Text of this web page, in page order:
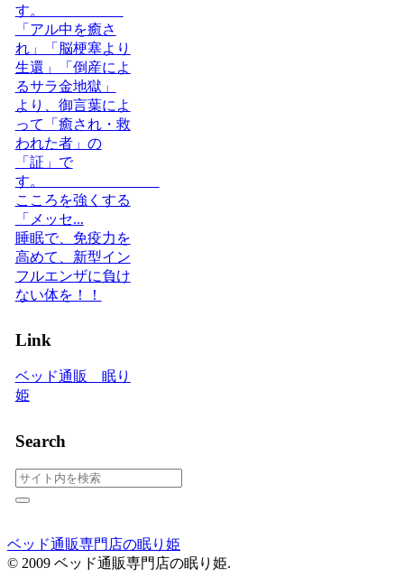
す。
「アル中を癒さ
れ」「脳梗塞より
生還」「倒産によ
るサラ金地獄」
より、御言葉によ
って「癒され・救
われた者」の
「証」で
す。
こころを強くする
「メッセ...
睡眠で、免疫力を
高めて、新型イン
フルエンザに負け
ない体を！！
Link
ベッド通販 眠り
姫
Search
ベッド通販専門店の眠り姫
© 2009 ベッド通販専門店の眠り姫.